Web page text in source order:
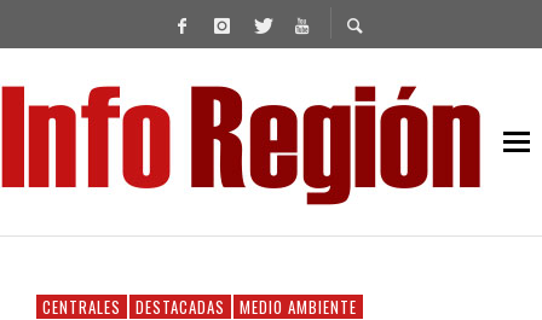
CENTRALES DESTACADAS MEDIO AMBIENTE